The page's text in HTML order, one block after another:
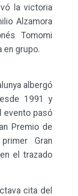
la victoria
Alzamora
Tomomi
en grupo.
albergó
1991 y
evento pasó
Premio de
Gran
el trazado
cita del